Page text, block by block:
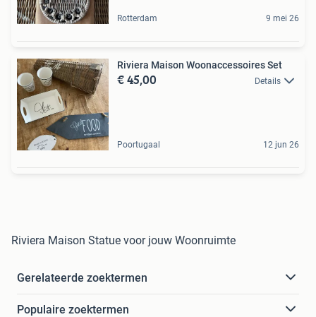
Rotterdam 9 mei 26
Riviera Maison Woonaccessoires Set
€ 45,00 Details
Poortugaal 12 jun 26
Riviera Maison Statue voor jouw Woonruimte
Gerelateerde zoektermen
Populaire zoektermen